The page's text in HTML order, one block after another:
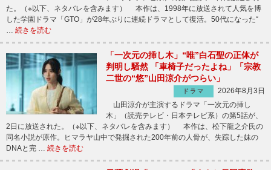
た。（※以下、ネタバレを含みます） 本作は、1998年に放送されて人気を博
した学園ドラマ「GTO」が28年ぶりに連続ドラマとして復活。50代になった“
続きを読む
「一次元の挿し木」“唯”白石聖の正体が
判明し騒然 「車椅子だったよね」「宗教
二世の“悠”山田涼介がつらい」
ドラマ
2026年8月3日
山田涼介が主演するドラマ「一次元の挿し
木」（読売テレビ・日本テレビ系）の第5話が、
2日に放送された。（※以下、ネタバレを含みます） 本作は、松下龍之介氏の
同名小説が原作。ヒマラヤ山中で発掘された200年前の人骨が、失踪した妹の
DNAと完 … 続きを読む